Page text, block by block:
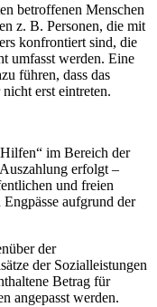
betroffenen Menschen
z. B. Personen, die mit
konfrontiert sind, die
umfasst werden. Eine
führen, dass das
erst eintreten.
im Bereich der
erfolgt –
und freien
aufgrund der
der
der Sozialleistungen
Betrag für
angepasst werden.